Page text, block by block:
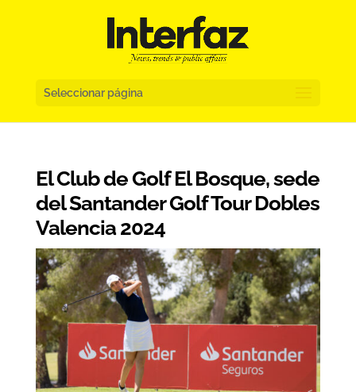
Seleccionar página
El Club de Golf El Bosque, sede
del Santander Golf Tour Dobles
Valencia 2024